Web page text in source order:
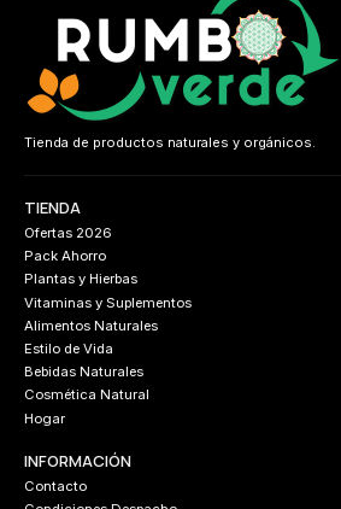
Tienda de productos naturales y orgánicos.
TIENDA
Ofertas 2026
Pack Ahorro
Plantas y Hierbas
Vitaminas y Suplementos
Alimentos Naturales
Estilo de Vida
Bebidas Naturales
Cosmética Natural
Hogar
INFORMACIÓN
Contacto